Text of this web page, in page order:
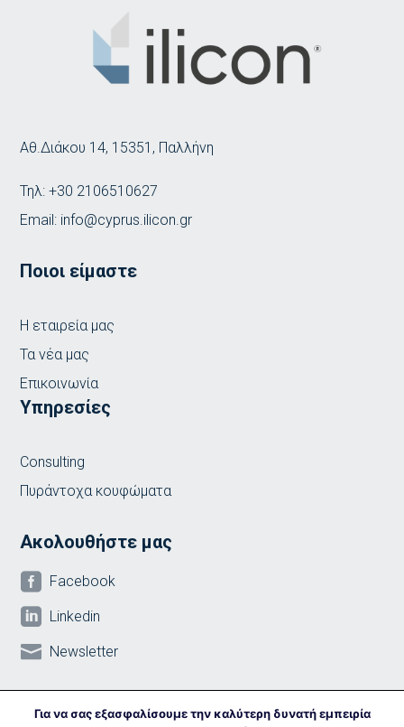
Αθ.Διάκου 14, 15351, Παλλήνη
Τηλ:+30 2106510627
Email: info@cyprus.ilicon.gr
Ποιοι είμαστε
Η εταιρεία μας
Τα νέα μας
Επικοινωνία
Υπηρεσίες
Consulting
Πυράντοχα κουφώματα
Ακολουθήστε μας
 Facebook
 Linkedin
 Newsletter
Για να σας εξασφαλίσουμε την καλύτερη δυνατή εμπειρία